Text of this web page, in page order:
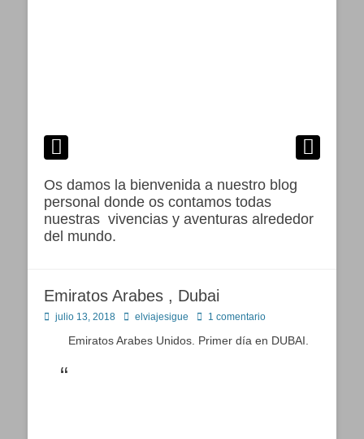
Os damos la bienvenida a nuestro blog
personal donde os contamos todas
nuestras vivencias y aventuras alrededor
del mundo.
Emiratos Arabes , Dubai
Publicado
julio 13, 2018 Autorelviajesigue 1 comentario
Emiratos Arabes Unidos. Primer día en DUBAI.